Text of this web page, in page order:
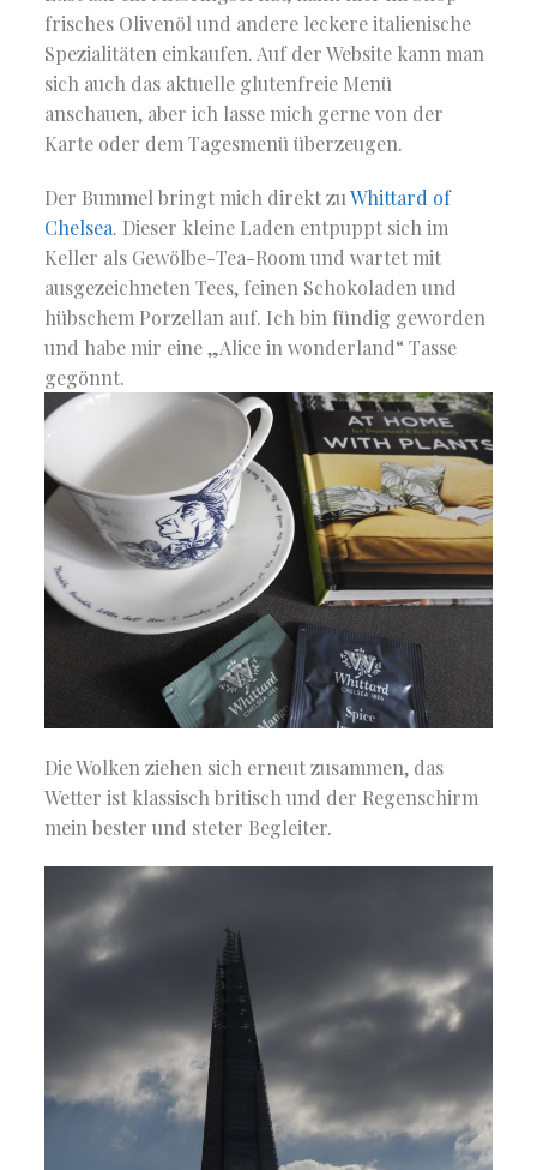
frisches Olivenöl und andere leckere italienische
Spezialitäten einkaufen. Auf der Website kann man
sich auch das aktuelle glutenfreie Menü
anschauen, aber ich lasse mich gerne von der
Karte oder dem Tagesmenü überzeugen.
Der Bummel bringt mich direkt zuWhittard of
Chelsea. Dieser kleine Laden entpuppt sich im
Keller als Gewölbe-Tea-Room und wartet mit
ausgezeichneten Tees, feinen Schokoladen und
hübschem Porzellan auf. Ich bin fündig geworden
und habe mir eine „Alice in wonderland“ Tasse
gegönnt.
Die Wolken ziehen sich erneut zusammen, das
Wetter ist klassisch britisch und der Regenschirm
mein bester und steter Begleiter.